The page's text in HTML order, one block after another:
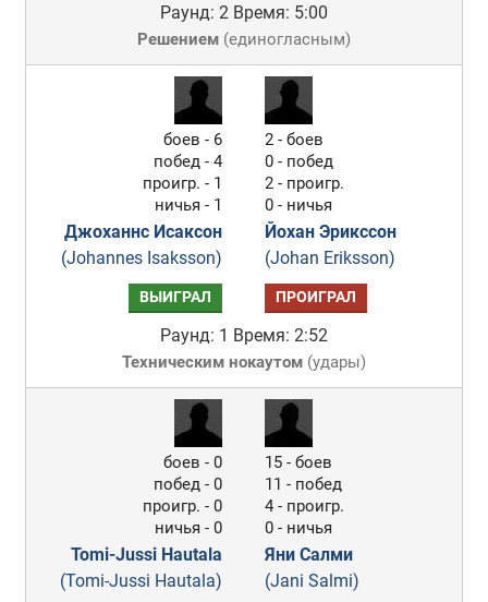
Раунд: 2 Время: 5:00
Решением(единогласным)
боев - 6
побед - 4
проигр. - 1
ничья - 1
Джоханнс Исаксон
(Johannes Isaksson)
2 - боев
0 - побед
2 - проигр.
0 - ничья
Йохан Эрикссон
(Johan Eriksson)
ВЫИГРАЛ ПРОИГРАЛ
Раунд: 1 Время: 2:52
Техническим нокаутом(удары)
боев - 0
побед - 0
проигр. - 0
ничья - 0
Tomi-Jussi Hautala
(Tomi-Jussi Hautala)
15 - боев
11 - побед
4 - проигр.
0 - ничья
Яни Салми
(Jani Salmi)